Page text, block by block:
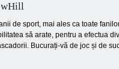
de sport, mai ales ca toate
să arate, pentru a efectua
Bucurați-vă de joc și de